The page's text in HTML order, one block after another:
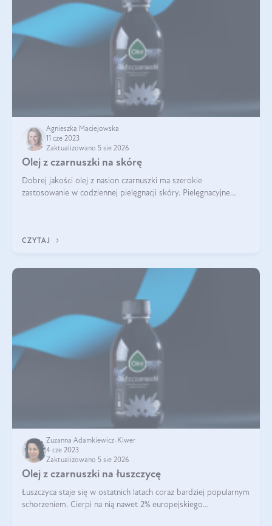
Agnieszka Maciejowska
11 cze 2023
Zaktualizowano 5 sie 2026
Olej z czarnuszki na skórę
Dobrej jakości olej z nasion czarnuszki ma szerokie
zastosowanie w codziennej pielęgnacji skóry. Pielęgnacyjne
CZYTAJ
Zuzanna Adamkiewicz-Kiwer
4 cze 2023
Zaktualizowano 5 sie 2026
Olej z czarnuszki na łuszczycę
Łuszczyca staje się w ostatnich latach coraz bardziej popularnym
schorzeniem. Cierpi na nią nawet 2% europejskiego